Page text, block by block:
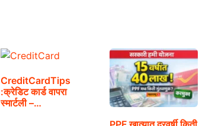
CreditCardTips
:क्रेडिट कार्ड वापरा
स्मार्टली –…